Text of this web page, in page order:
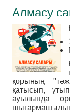
Алмасу
қорының
қатысып,
ауылында
шығармашылық-